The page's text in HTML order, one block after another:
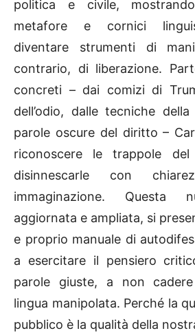
politica e civile,
metafore e cornici
diventare strumenti di
contrario, di liberazione.
concreti – dai comizi di
dell’odio, dalle tecniche
parole oscure del diritto –
riconoscere le trappole
disinnescarle con
immaginazione. Questa
aggiornata e ampliata, si
e proprio manuale di
a esercitare il pensiero
parole giuste, a non cadere
lingua manipolata. Perché la
pubblico è la qualità della